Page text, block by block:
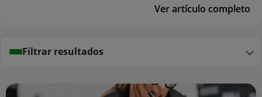
Ver artículo completo
Filtrar resultados